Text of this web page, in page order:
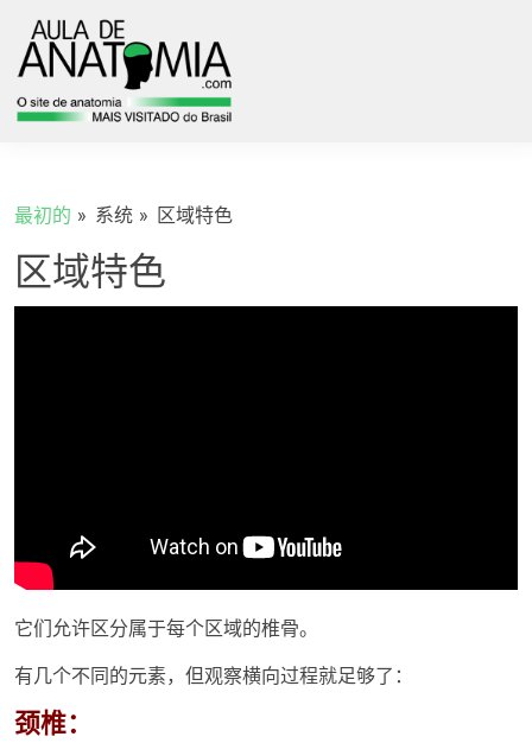
最初的 系统 区域特色
区域特色
它们允许区分属于每个区域的椎骨。
有几个不同的元素，但观察横向过程就足够了：
颈椎：